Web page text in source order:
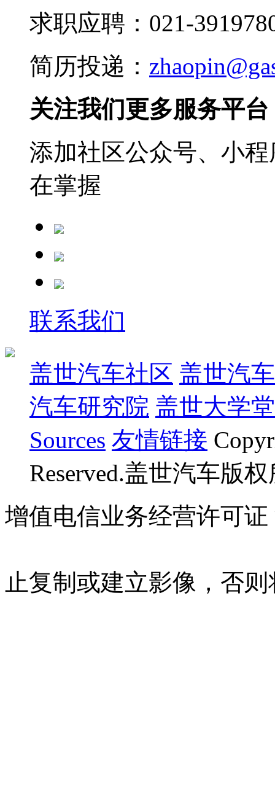
求职应聘：021-
简历投递：
关注我们更多服务平台
添加社区公众号、小
在掌握
联系我们
盖世汽车社区 盖世汽
汽车研究院 盖世大学堂
Sources 友情链接
Reserved.盖世汽车版
增值电信业务经营许可证
止复制或建立影像，否